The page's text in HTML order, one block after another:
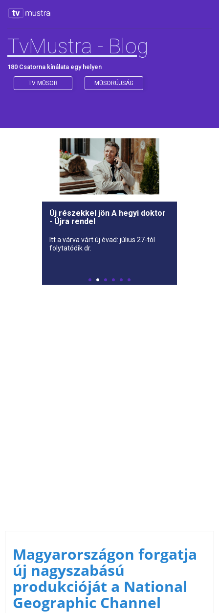
TvMustra - Blog
180 Csatorna kínálata egy helyen
TV MŰSOR MŰSORÚJSÁG
Új részekkel jön A hegyi doktor
- Újra rendel
Itt a várva várt új évad: július 27-tól
folytatódik dr.
Magyarországon forgatja
új nagyszabású
produkcióját a National
Geographic Channel